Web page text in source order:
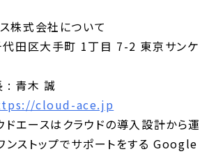
株式会社について
田区大手町 1丁目 7-2 東京サンケ
: 青木 誠
cloud-ace.jp
ドエースはクラウドの導入設計から運
ンストップでサポートをする Google